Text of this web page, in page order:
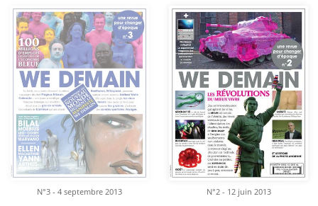
N°3 - 4 septembre 2013 N°2 - 12 juin 2013